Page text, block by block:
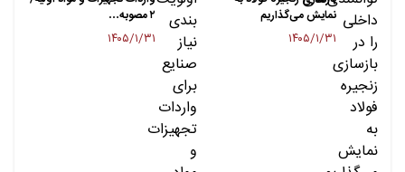
نمایش می‌گذاریم
۱۴۰۵/۱/۳۱
۲ مصوبه…
۱۴۰۵/۱/۳۱